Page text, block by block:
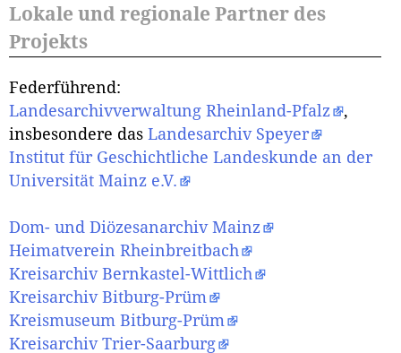
Lokale und regionale Partner des
Projekts
Federführend:
Landesarchivverwaltung Rheinland-Pfalz
,
insbesondere das Landesarchiv Speyer
Institut für Geschichtliche Landeskunde an der
Universität Mainz e.V.
Dom- und Diözesanarchiv Mainz
Heimatverein Rheinbreitbach
Kreisarchiv Bernkastel-Wittlich
Kreisarchiv Bitburg-Prüm
Kreismuseum Bitburg-Prüm
Kreisarchiv Trier-Saarburg